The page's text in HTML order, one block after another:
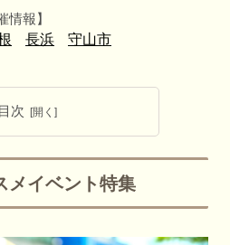
報】
長浜 守山市
目次
メイベント特集